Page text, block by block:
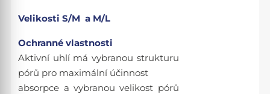
Velikosti S/M a M/L
Ochranné vlastnosti
Aktivní uhlí má vybranou strukturu
pórů pro maximální účinnost
absorpce a vybranou velikost pórů